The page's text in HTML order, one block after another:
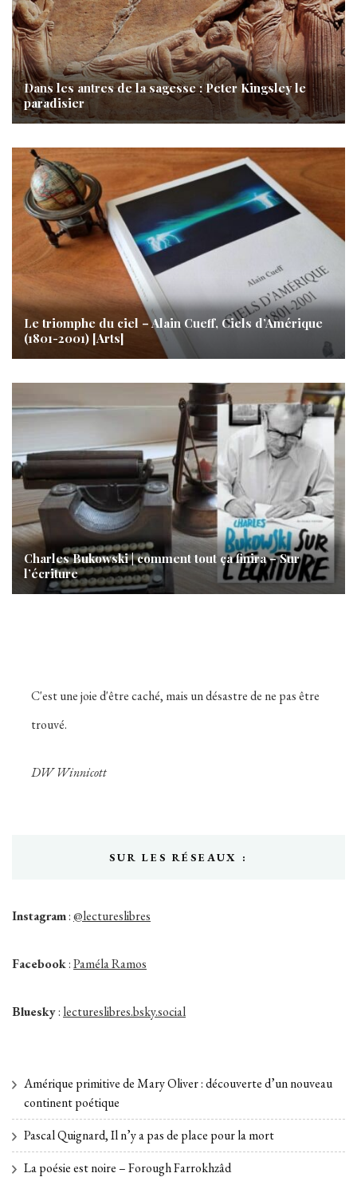
Dans les antres de la sagesse : Peter Kingsley le
paradisier
Le triomphe du ciel – Alain Cueff, Ciels d’Amérique
(1801-2001) [Arts]
Charles Bukowski | comment tout ça finira – Sur
l’écriture
C'est une joie d'être caché, mais un désastre de ne pas être
trouvé.
DW Winnicott
SUR LES RÉSEAUX :
Instagram:@lectureslibres
Facebook:Paméla Ramos
Bluesky: lectureslibres.bsky.social
Amérique primitive de Mary Oliver : découverte d’un nouveau
continent poétique
Pascal Quignard, Il n’y a pas de place pour la mort
La poésie est noire – Forough Farrokhzâd